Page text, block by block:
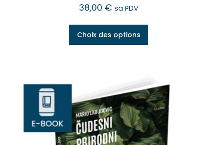
38,00 € sa PDV
Choix des options